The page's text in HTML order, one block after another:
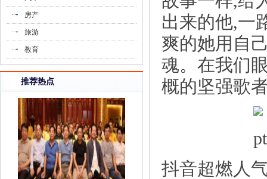
房产
旅游
教育
推荐热点
《龙骏集团大力发展社区养老文化养老打
造》
出来的他,一
爽的她用自
魂。在我们
概的坚强歌
抖音超燃人